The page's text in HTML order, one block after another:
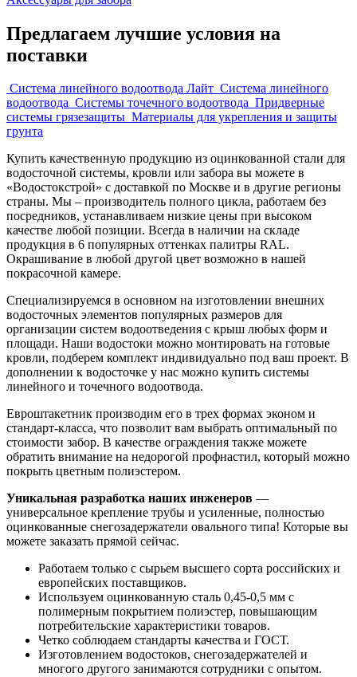
Предлагаем лучшие условия на
поставки
Система линейного водоотвода Лайт Система линейного
водоотвода Системы точечного водоотвода Придверные
системы грязезащиты Материалы для укрепления и защиты
грунта
Купить качественную продукцию из оцинкованной стали для
водосточной системы, кровли или забора вы можете в
«Водостокстрой» с доставкой по Москве и в другие регионы
страны. Мы – производитель полного цикла, работаем без
посредников, устанавливаем низкие цены при высоком
качестве любой позиции. Всегда в наличии на складе
продукция в 6 популярных оттенках палитры RAL.
Окрашивание в любой другой цвет возможно в нашей
покрасочной камере.
Специализируемся в основном на изготовлении внешних
водосточных элементов популярных размеров для
организации систем водоотведения с крыш любых форм и
площади. Наши водостоки можно монтировать на готовые
кровли, подберем комплект индивидуально под ваш проект. В
дополнении к водосточке у нас можно купить системы
линейного и точечного водоотвода.
Евроштакетник производим его в трех формах эконом и
стандарт-класса, что позволит вам выбрать оптимальный по
стоимости забор. В качестве ограждения также можете
обратить внимание на недорогой профнастил, который можно
покрыть цветным полиэстером.
Уникальная разработка наших инженеров —
универсальное крепление трубы и усиленные, полностью
оцинкованные снегозадержатели овального типа! Которые вы
можете заказать прямой сейчас.
Работаем только с сырьем высшего сорта российских и
европейских поставщиков.
Используем оцинкованную сталь 0,45-0,5 мм с
полимерным покрытием полиэстер, повышающим
потребительские характеристики товаров.
Четко соблюдаем стандарты качества и ГОСТ.
Изготовлением водостоков, снегозадержателей и
многого другого занимаются сотрудники с опытом.